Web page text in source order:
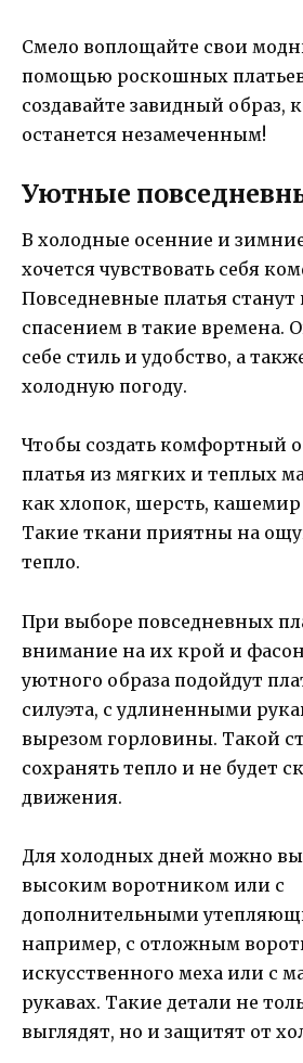
Смело воплощайте свои
помощью роскошных
создавайте завидный образ,
останется незамеченным!
Уютные
В холодные осенние и
хочется чувствовать себя
Повседневные платья
спасением в такие времена.
себе стиль и удобство, а
холодную погоду.
Чтобы создать комфортный
платья из мягких и теплых
как хлопок, шерсть, кашемир
Такие ткани приятны на
тепло.
При выборе повседневных
внимание на их крой и
уютного образа подойдут
силуэта, с удлиненными
вырезом горловины. Такой
сохранять тепло и не будет
движения.
Для холодных дней можно
высоким воротником или с
дополнительными
например, с отложным
искусственного меха или с
рукавах. Такие детали не
выглядят, но и защитят от